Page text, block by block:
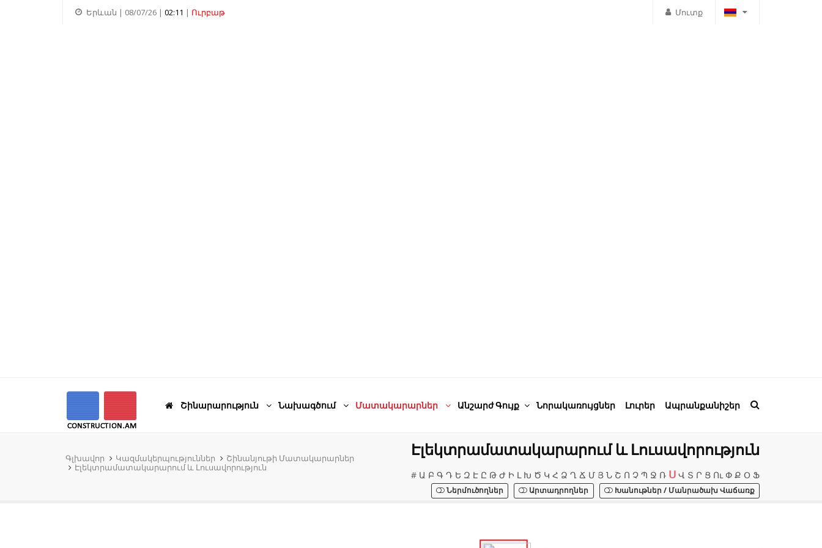
Մուտք
Երևան | 08/07/26 | 02:11 | Ուրբաթ
Շինարարություն Նախագծում Մատակարարներ Անշարժ Գույք Նորակառույցներ Լուրեր Ապրանքանիշեր
Գլխավոր Կազմակերպություններ
Շինանյութի Մատակարարներ
Էլեկտրամատակարարում և Լուսավորություն
Էլեկտրամատակարարում և Լուսավորություն
# Ա Բ Գ Դ Ե Զ Է Ը Թ Ժ Ի Լ Խ Ծ Կ Հ Ձ Ղ Ճ Մ Յ Ն Շ Ո Չ Պ Ջ Ռ Ս Վ Տ Ր Ց Ու Փ Ք Օ Ֆ
Ներմուծողներ Արտադրողներ Խանութներ / Մանրածախ Վաճառք